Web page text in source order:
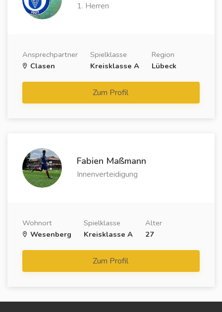
1. Herren
Ansprechpartner
Clasen
Spielklasse
Kreisklasse A
Region
Lübeck
Zum Profil
Fabien Maßmann
Innenverteidigung
Wohnort
Wesenberg
Spielklasse
Kreisklasse A
Alter
27
Zum Profil